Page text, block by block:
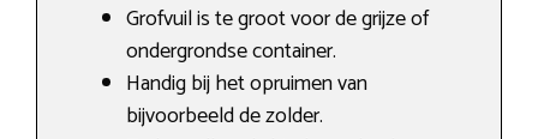
Grofvuil is te groot voor de grijze of
ondergrondse container.
Handig bij het opruimen van
bijvoorbeeld de zolder.